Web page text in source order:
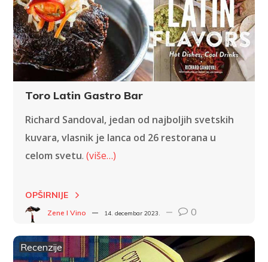
Toro Latin Gastro Bar
Richard Sandoval, jedan od najboljih svetskih
kuvara, vlasnik je lanca od 26 restorana u
celom svetu.(više…)
OPŠIRNIJE
Zene I Vino 14. decembar 2023. 0
Recenzije